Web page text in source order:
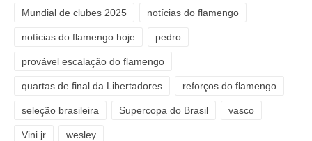
Mundial de clubes 2025 notícias do flamengo
notícias do flamengo hoje pedro
provável escalação do flamengo
quartas de final da Libertadores reforços do flamengo
seleção brasileira Supercopa do Brasil vasco
Vini jr wesley